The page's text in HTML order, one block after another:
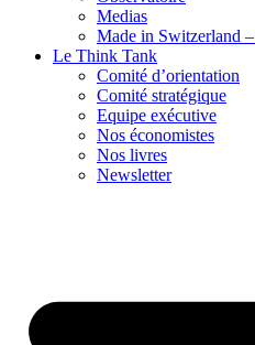
Medias
Made in Switzerland
Le Think Tank
Comité d’orientation
Comité stratégique
Equipe exécutive
Nos économistes
Nos livres
Newsletter